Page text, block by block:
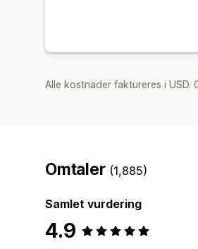
Alle kostnader faktureres i
Omtaler (1,885)
Samlet vurdering
4.9